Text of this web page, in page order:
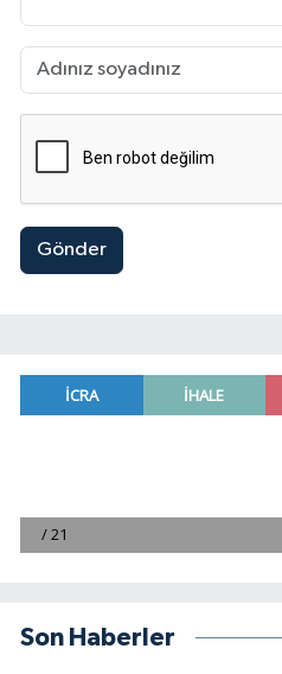
Gönder
Son Haberler